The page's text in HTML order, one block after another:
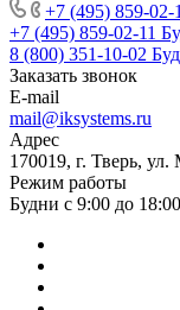
+7 (495) 859-02-
+7 (495) 859-02-11
8 (800) 351-10-02
Заказать звонок
E-mail
mail@iksystems.ru
Адрес
170019, г. Тверь,
Режим работы
Будни с 9:00 до